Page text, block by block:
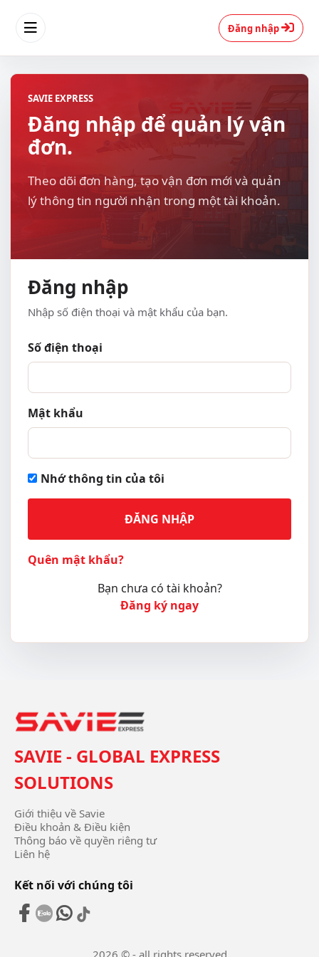
Đăng nhập
SAVIE EXPRESS
Đăng nhập để quản lý vận
đơn.
Theo dõi đơn hàng, tạo vận đơn mới và quản
lý thông tin người nhận trong một tài khoản.
Đăng nhập
Nhập số điện thoại và mật khẩu của bạn.
Số điện thoại
Mật khẩu
Nhớ thông tin của tôi
ĐĂNG NHẬP
Quên mật khẩu?
Bạn chưa có tài khoản?
Đăng ký ngay
SAVIE - GLOBAL EXPRESS
SOLUTIONS
Giới thiệu về Savie
Điều khoản & Điều kiện
Thông báo về quyền riêng tư
Liên hệ
Kết nối với chúng tôi
2026 © - all rights reserved